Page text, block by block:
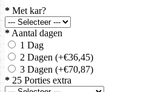
* Met kar?
* Aantal dagen
1 Dag
2 Dagen (+€36,45)
3 Dagen (+€70,87)
* 25 Porties extra